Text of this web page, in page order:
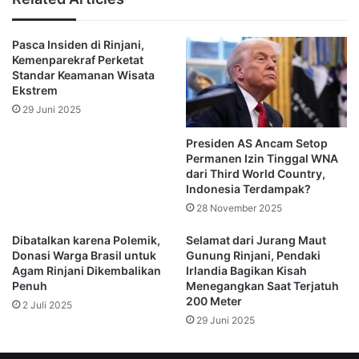
pemesanan tiket karena aplikasi eRinjani ditutup sampai
waktu yang belum ditentukan.
“Yang sudah pesan tiket masih bisa lanjut, tapi yang
belum tidak bisa karena aplikasi kami tutup
sementara,” tegas Yarman.
Terjatuh WNA
Yarman
Pasca Insiden di Rinjani,
Kemenparekraf Perketat
Standar Keamanan Wisata
Ekstrem
29 Juni 2025
Presiden AS Ancam Setop
Permanen Izin Tinggal WNA
dari Third World Country,
Indonesia Terdampak?
28 November 2025
Dibatalkan karena Polemik,
Donasi Warga Brasil untuk
Agam Rinjani Dikembalikan
Penuh
2 Juli 2025
Selamat dari Jurang Maut
Gunung Rinjani, Pendaki
Irlandia Bagikan Kisah
Menegangkan Saat Terjatuh
200 Meter
29 Juni 2025